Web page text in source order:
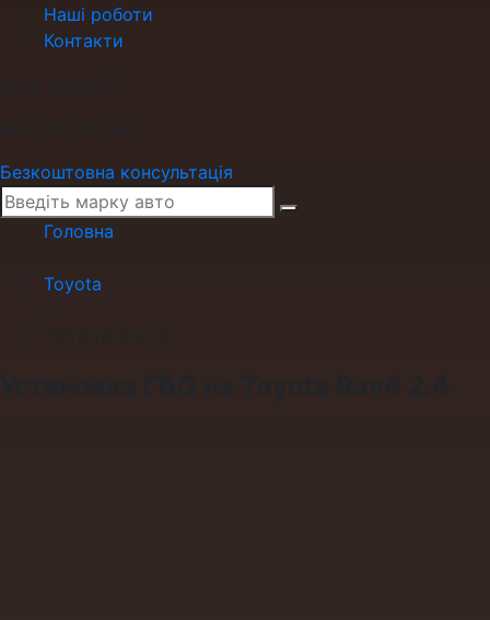
Наші роботи
Контакти
Безкоштовна консультація
Головна
Toyota